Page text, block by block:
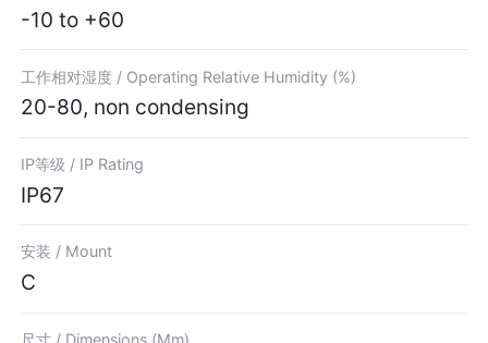
-10 to +60
工作相对湿度 / Operating Relative Humidity (%)
20-80, non condensing
IP等级 / IP Rating
IP67
安装 / Mount
C
尺寸 / Dimensions (Mm)